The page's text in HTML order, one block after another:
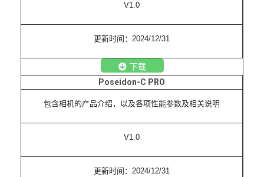
V1.0
更新时间：2024/12/31
下载
Poseidon-C PRO
包含相机的产品介绍，以及各项性能参数及相关说明
V1.0
更新时间：2024/12/31